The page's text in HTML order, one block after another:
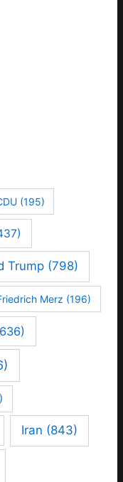
(195)
Trump(798)
Merz (196)
Iran (843)